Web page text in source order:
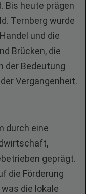
Bis heute prägen
Ternberg wurde
und die
Brücken, die
der Bedeutung
Vergangenheit.
durch eine
geprägt.
die Förderung
die lokale